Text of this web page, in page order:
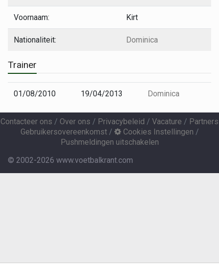
Voornaam: Kirt
Nationaliteit: Dominica
Trainer
01/08/2010 19/04/2013 Dominica
Contacteer ons / Over ons / Privacybeleid / Vacature / Partners
Gebruikersovereenkomst/ Cookies Instellingen /
Pushmeldingen uitschakelen
© 2002-2026 www.voetbalkrant.com